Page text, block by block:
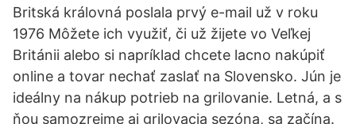
Britská královná poslala prvý e-mail už v roku
1976 Môžete ich využiť, či už žijete vo Veľkej
Británii alebo si napríklad chcete lacno nakúpiť
online a tovar nechať zaslať na Slovensko. Jún je
ideálny na nákup potrieb na grilovanie. Letná, a s
ňou samozrejme aj grilovacia sezóna, sa začína.